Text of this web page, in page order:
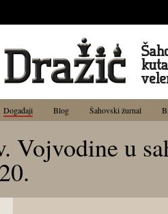
Događaji Blog Šahovski žurnal
Vojvodine u